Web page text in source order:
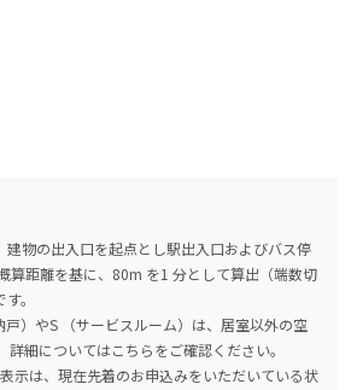
建物の出入口を起点とし駅出入口およびバス停
算距離を基に、80m を1 分として算出（端数切
。
戸）やS （サービスルーム）は、居室以外の空
詳細についてはこちらをご確認ください。
表示は、現在先着のお申込みをいただいている状